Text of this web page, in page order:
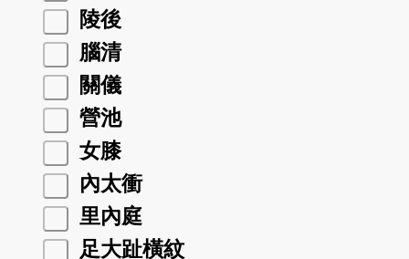
陵後
腦清
關儀
營池
女膝
內太衝
里內庭
足大趾橫紋